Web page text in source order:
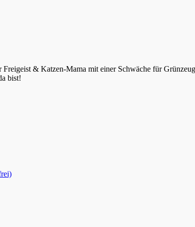
& Katzen-Mama mit einer Schwäche für
bist!